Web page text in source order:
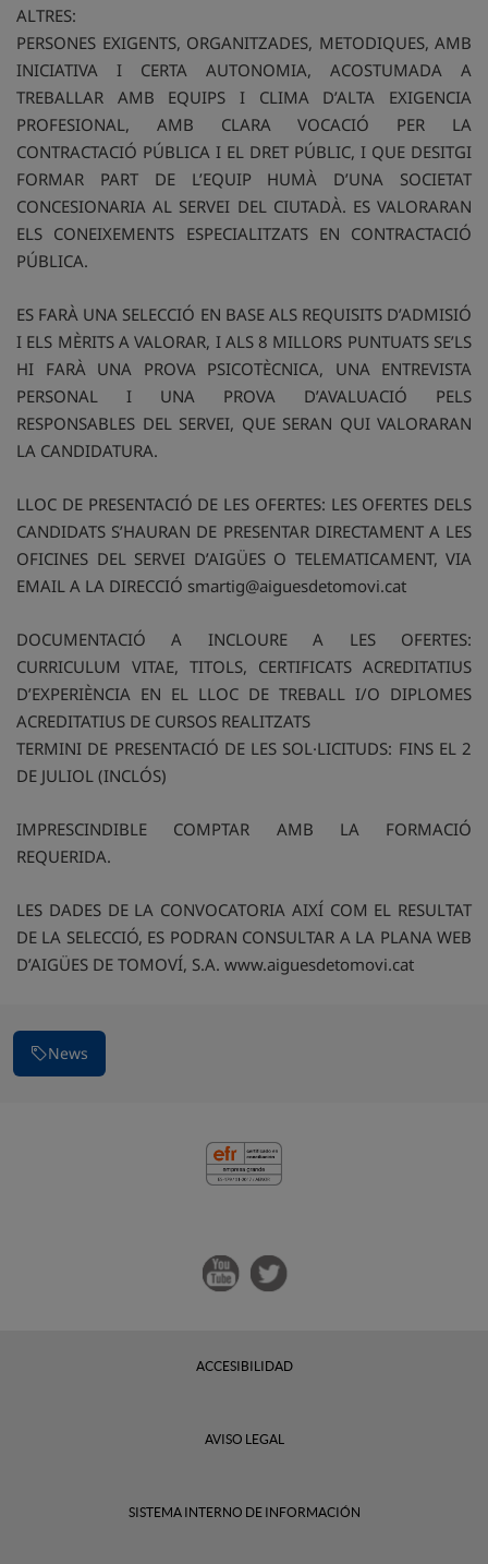
ALTRES:
PERSONES EXIGENTS, ORGANITZADES, METODIQUES, AMB
INICIATIVA I CERTA AUTONOMIA, ACOSTUMADA A
TREBALLAR AMB EQUIPS I CLIMA D’ALTA EXIGENCIA
PROFESIONAL, AMB CLARA VOCACIÓ PER LA
CONTRACTACIÓ PÚBLICA I EL DRET PÚBLIC, I QUE DESITGI
FORMAR PART DE L’EQUIP HUMÀ D’UNA SOCIETAT
CONCESIONARIA AL SERVEI DEL CIUTADÀ. ES VALORARAN
ELS CONEIXEMENTS ESPECIALITZATS EN CONTRACTACIÓ
PÚBLICA.
ES FARÀ UNA SELECCIÓ EN BASE ALS REQUISITS D’ADMISIÓ
I ELS MÈRITS A VALORAR, I ALS 8 MILLORS PUNTUATS SE’LS
HI FARÀ UNA PROVA PSICOTÈCNICA, UNA ENTREVISTA
PERSONAL I UNA PROVA D’AVALUACIÓ PELS
RESPONSABLES DEL SERVEI, QUE SERAN QUI VALORARAN
LA CANDIDATURA.
LLOC DE PRESENTACIÓ DE LES OFERTES: LES OFERTES DELS
CANDIDATS S’HAURAN DE PRESENTAR DIRECTAMENT A LES
OFICINES DEL SERVEI D’AIGÜES O TELEMATICAMENT, VIA
EMAIL A LA DIRECCIÓ smartig@aiguesdetomovi.cat
DOCUMENTACIÓ A INCLOURE A LES OFERTES:
CURRICULUM VITAE, TITOLS, CERTIFICATS ACREDITATIUS
D’EXPERIÈNCIA EN EL LLOC DE TREBALL I/O DIPLOMES
ACREDITATIUS DE CURSOS REALITZATS
TERMINI DE PRESENTACIÓ DE LES SOL·LICITUDS: FINS EL 2
DE JULIOL (INCLÓS)
IMPRESCINDIBLE COMPTAR AMB LA FORMACIÓ
REQUERIDA.
LES DADES DE LA CONVOCATORIA AIXÍ COM EL RESULTAT
DE LA SELECCIÓ, ES PODRAN CONSULTAR A LA PLANA WEB
D’AIGÜES DE TOMOVÍ, S.A. www.aiguesdetomovi.cat
News
ACCESIBILIDAD
AVISO LEGAL
SISTEMA INTERNO DE INFORMACIÓN